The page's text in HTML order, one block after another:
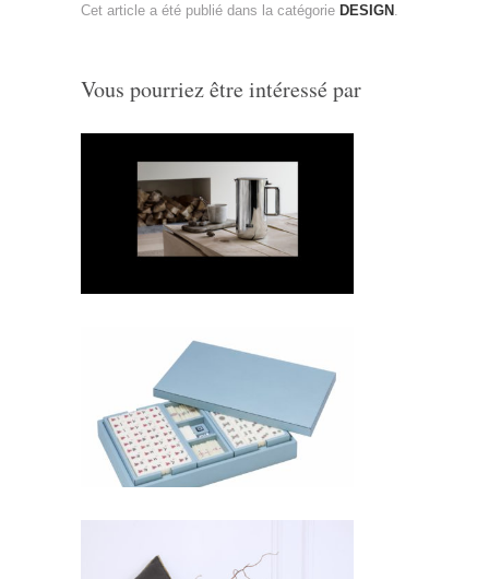
Cet article a été publié dans la catégorie DESIGN
Vous pourriez être intéressé par